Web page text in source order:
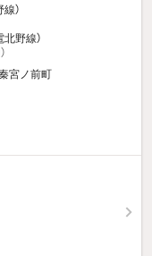
）
北野線）
宮ノ前町